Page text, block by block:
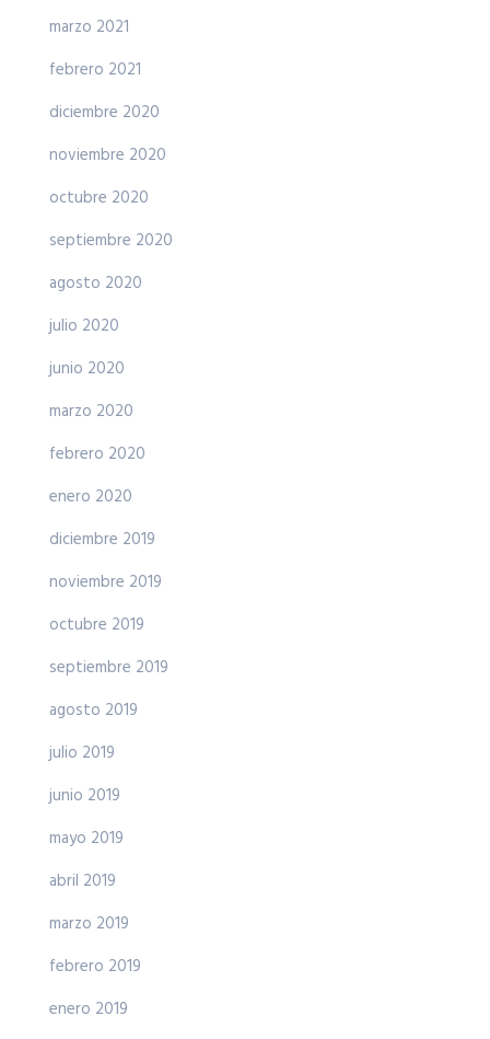
marzo 2021
febrero 2021
diciembre 2020
noviembre 2020
octubre 2020
septiembre 2020
agosto 2020
julio 2020
junio 2020
marzo 2020
febrero 2020
enero 2020
diciembre 2019
noviembre 2019
octubre 2019
septiembre 2019
agosto 2019
julio 2019
junio 2019
mayo 2019
abril 2019
marzo 2019
febrero 2019
enero 2019